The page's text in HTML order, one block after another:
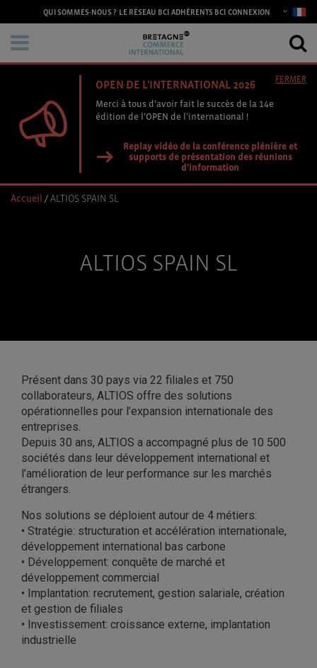
QUI SOMMES-NOUS ? LE RÉSEAU BCI ADHÉRENTS BCI CONNEXION
OPEN DE L'INTERNATIONAL 2026
Merci à tous d’avoir fait le succès de la 14e
édition de l’OPEN de l’international !
Replay vidéo de la conférence plénière et
supports de présentation des réunions
d'information
FERMER
Accueil /ALTIOS SPAIN SL
ALTIOS SPAIN SL
Présent dans 30 pays via 22 filiales et 750
collaborateurs, ALTIOS offre des solutions
opérationnelles pour l’expansion internationale des
entreprises.
Depuis 30 ans, ALTIOS a accompagné plus de 10 500
sociétés dans leur développement international et
l’amélioration de leur performance sur les marchés
étrangers.
Nos solutions se déploient autour de 4 métiers:
• Stratégie: structuration et accélération internationale,
développement international bas carbone
• Développement: conquête de marché et
développement commercial
• Implantation: recrutement, gestion salariale, création
et gestion de filiales
• Investissement: croissance externe, implantation
industrielle